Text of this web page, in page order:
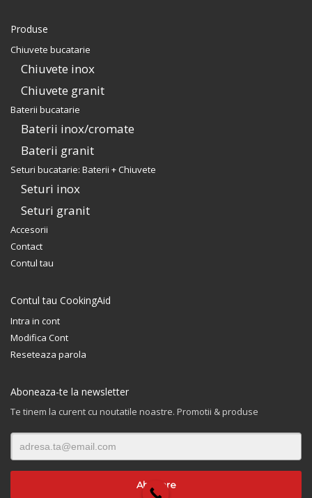
Produse
Chiuvete bucatarie
Chiuvete inox
Chiuvete granit
Baterii bucatarie
Baterii inox/cromate
Baterii granit
Seturi bucatarie: Baterii + Chiuvete
Seturi inox
Seturi granit
Accesorii
Contact
Contul tau
Contul tau CookingAid
Intra in cont
Modifica Cont
Reseteaza parola
Aboneaza-te la newsletter
Te tinem la curent cu noutatile noastre. Promotii & produse